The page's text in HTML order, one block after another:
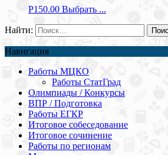
Р150.00 Выбрать ...
Найти:
Навигация
Работы МЦКО
Работы СтатГрад
Олимпиады / Конкурсы
ВПР / Подготовка
Работы ЕГКР
Итоговое собеседование
Итоговое сочинение
Работы по регионам